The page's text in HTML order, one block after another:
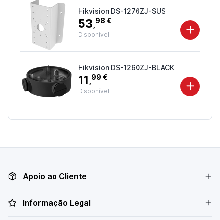
Hikvision DS-1276ZJ-SUS
53,98 €
Disponível
Hikvision DS-1260ZJ-BLACK
11 ,99 €
Disponível
Apoio ao Cliente
Informação Legal